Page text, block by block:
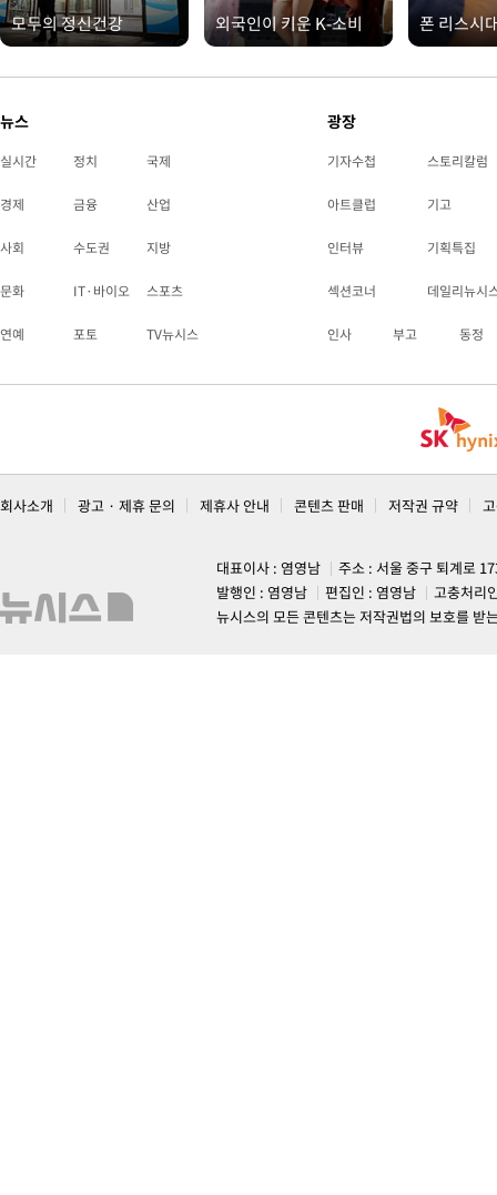
모두의 정신건강 외국인이 키운 K-소비 폰 리스시
뉴스
실시간 정치 국제
경제 금융 산업
사회 수도권 지방
문화 IT·바이오 스포츠
연예 포토 TV뉴시스
광장
기자수첩 스토리칼럼
아트클럽 기고
인터뷰 기획특집
섹션코너 데일리뉴시
인사 부고 동정
회사소개 광고 · 제휴 문의 제휴사 안내 콘텐츠 판매 저작권 규약
대표이사 : 염영남
주소 : 서울 중구 퇴계로
발행인 : 염영남
편집인 : 염영남
고충처리
뉴시스의 모든 콘텐츠는 저작권법의 보호를